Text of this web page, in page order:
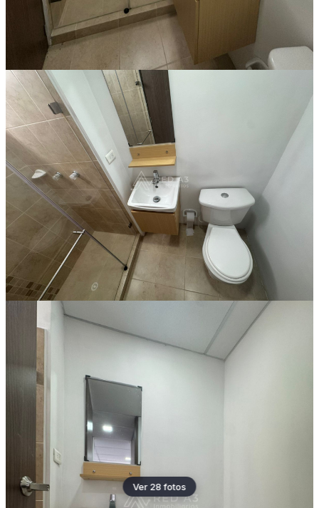
Ver 28 fotos